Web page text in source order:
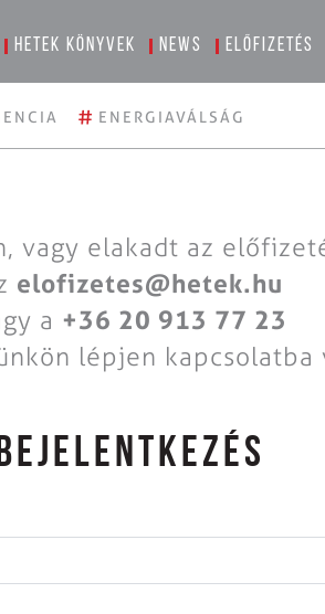
Hetek könyvek News Előfizetés
# ENERGIAVÁLSÁG
vagy elakadt az
elofizetes@hetek.hu
a +36 20 913 77 23
lépjen kapcsolatba